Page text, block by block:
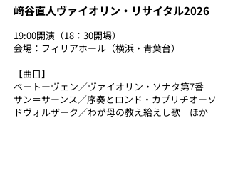
﨑谷直人ヴァイオリン・リサイタル2026
19:00開演（18：30開場）
会場：フィリアホール（横浜・青葉台）
【曲目】
ベートーヴェン／ヴァイオリン・ソナタ第7番
サン＝サーンス／序奏とロンド・カプリチオーソ
ドヴォルザーク／わが母の教え給えし歌 ほか